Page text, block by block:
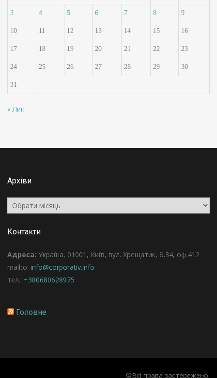
3 4 5 6 7 8 9
10 11 12 13 14 15 16
17 18 19 20 21 22 23
24 25 26 27 28 29 30
31
« Лип
Архіви
Архіви
Контакти
Адреса: Україна, 01001, Київ, вул. Хрещатик, б.34, оф.412
mailto: info@corporativ.info
тел.: +380680628975
Головне
©Всі права застережено.